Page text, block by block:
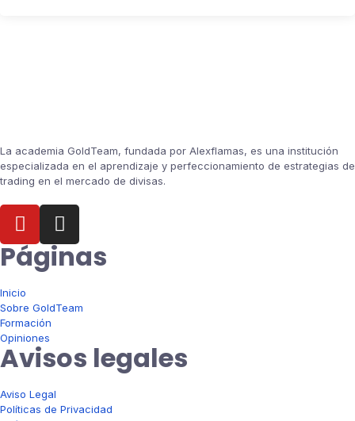
La academia GoldTeam, fundada por Alexflamas, es una institución
especializada en el aprendizaje y perfeccionamiento de estrategias de
trading en el mercado de divisas.
Páginas
Inicio
Sobre GoldTeam
Formación
Opiniones
Avisos legales
Aviso Legal
Políticas de Privacidad